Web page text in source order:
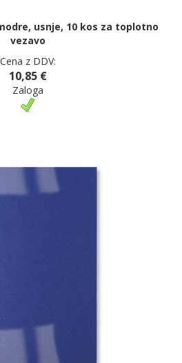
usnje, 10 kos za toplotno
vezavo
Cena z DDV:
10,85 €
Zaloga